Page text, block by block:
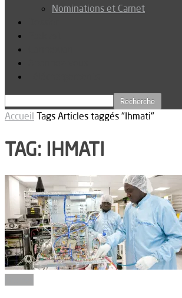
Nominations et Carnet
Accueil Tags Articles taggés "Ihmati"
TAG: IHMATI